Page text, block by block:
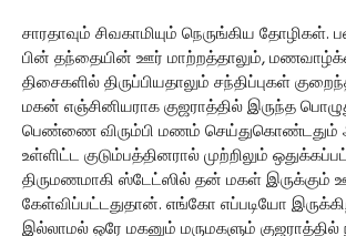
சாரதாவும் சிவகாமியும் நெருங்கிய தோழிகள்.
பின் தந்தையின் ஊர் மாற்றத்தாலும்,
திசைகளில் திருப்பியதாலும் சந்திப்புகள்
மகன் எஞ்சினியராக குஜராத்தில் இருந்த
பெண்ணை விரும்பி மணம் செய்துகொண்டதும்
உள்ளிட்ட குடும்பத்தினரால் முற்றிலும்
திருமணமாகி ஸ்டேட்ஸில் தன் மகள் இருக்கும்
கேள்விப்பட்டதுதான். எங்கோ எப்படியோ
இல்லாமல் ஒரே மகனும் மருமகளும் குஜராத்தில்